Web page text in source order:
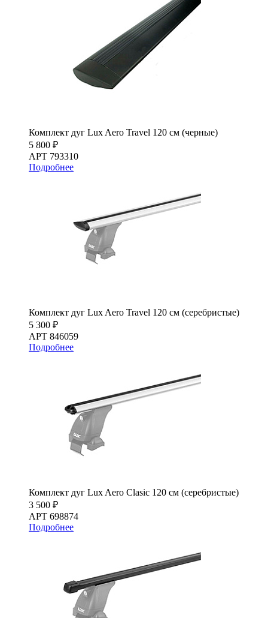
Комплект дуг Lux Aero Travel 120 см (черные)
5 800 ₽
АРТ 793310
Подробнее
Комплект дуг Lux Aero Travel 120 см (серебристые)
5 300 ₽
АРТ 846059
Подробнее
Комплект дуг Lux Aero Clasic 120 см (серебристые)
3 500 ₽
АРТ 698874
Подробнее